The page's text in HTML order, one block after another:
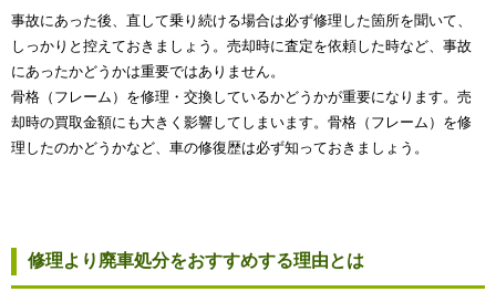
事故にあった後、直して乗り続ける場合は必ず修理した箇所を聞いて、
しっかりと控えておきましょう。売却時に査定を依頼した時など、事故
にあったかどうかは重要ではありません。
骨格（フレーム）を修理・交換しているかどうかが重要になります。売
却時の買取金額にも大きく影響してしまいます。骨格（フレーム）を修
理したのかどうかなど、車の修復歴は必ず知っておきましょう。
修理より廃車処分をおすすめする理由とは